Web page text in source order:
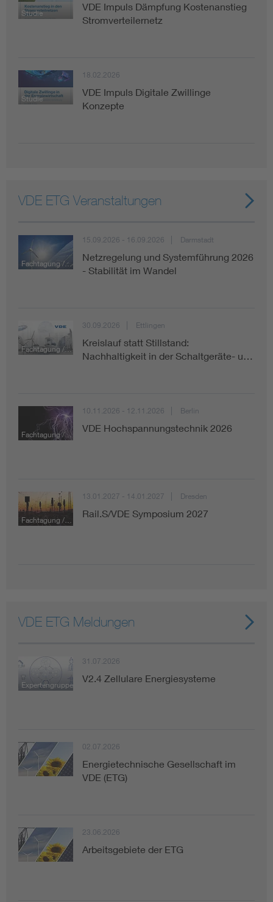
Studie
VDE Impuls Dämpfung Kostenanstieg
Stromverteilernetz
Studie
18.02.2026
VDE Impuls Digitale Zwillinge
Konzepte
VDE ETG Veranstaltungen
Fachtagung / Konferenz
15.09.2026 - 16.09.2026 Darmstadt
Netzregelung und Systemführung 2026
- Stabilität im Wandel
Fachtagung / Konferenz
30.09.2026 Ettlingen
Kreislauf statt Stillstand:
Nachhaltigkeit in der Schaltgeräte- u…
Fachtagung / Konferenz
10.11.2026 - 12.11.2026 Berlin
VDE Hochspannungstechnik 2026
Fachtagung / Konferenz
13.01.2027 - 14.01.2027 Dresden
Rail.S/VDE Symposium 2027
VDE ETG Meldungen
Expertengruppe
31.07.2026
V2.4 Zellulare Energiesysteme
02.07.2026
Energietechnische Gesellschaft im
VDE (ETG)
23.06.2026
Arbeitsgebiete der ETG